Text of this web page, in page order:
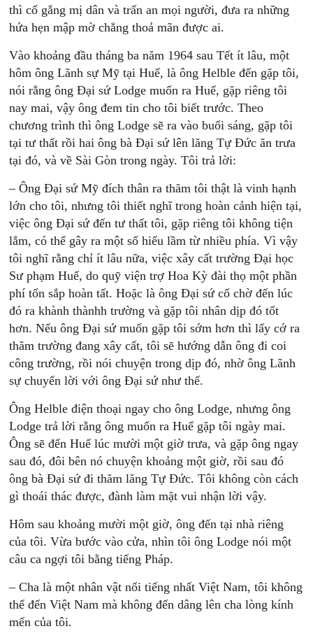
thì cố gắng mị dân và trấn an mọi người, đưa ra những
hứa hẹn mập mờ chẳng thoả mãn được ai.
Vào khoảng đầu tháng ba năm 1964 sau Tết ít lâu, một
hôm ông Lãnh sự Mỹ tại Huế, là ông Helble đến gặp tôi,
nói rằng ông Đại sứ Lodge muốn ra Huế, gặp riêng tôi
nay mai, vậy ông đem tin cho tôi biết trước. Theo
chương trình thì ông Lodge sẽ ra vào buổi sáng, gặp tôi
tại tư thất rồi hai ông bà Đại sứ lên lăng Tự Đức ăn trưa
tại đó, và về Sài Gòn trong ngày. Tôi trả lời:
– Ông Đại sứ Mỹ đích thân ra thăm tôi thật là vinh hạnh
lớn cho tôi, nhưng tôi thiết nghĩ trong hoàn cảnh hiện tại,
việc ông Đại sứ đến tư thất tôi, gặp riêng tôi không tiện
lắm, có thể gây ra một số hiểu lầm từ nhiều phía. Vì vậy
tôi nghĩ rằng chỉ ít lâu nữa, việc xây cất trường Đại học
Sư phạm Huế, do quỹ viện trợ Hoa Kỳ đài thọ một phần
phí tổn sắp hoàn tất. Hoặc là ông Đại sứ cố chờ đến lúc
đó ra khành thànhh trường và gặp tôi nhân dịp đó tốt
hơn. Nếu ông Đại sứ muốn gặp tôi sớm hơn thì lấy cớ ra
thăm trường đang xây cất, tôi sẽ hướng dẫn ông đi coi
công trường, rồi nói chuyện trong dịp đó, nhờ ông Lãnh
sự chuyển lời với ông Đại sứ như thế.
Ông Helble điện thoại ngay cho ông Lodge, nhưng ông
Lodge trả lời rằng ông muốn ra Huế gặp tôi ngày mai.
Ông sẽ đến Huế lúc mười một giờ trưa, và gặp ông ngay
sau đó, đôi bên nó chuyện khoảng một giờ, rồi sau đó
ông bà Đại sứ đi thăm lăng Tự Đức. Tôi không còn cách
gì thoái thác được, đành làm mặt vui nhận lời vậy.
Hôm sau khoảng mười một giờ, ông đến tại nhà riêng
của tôi. Vừa bước vào cửa, nhìn tôi ông Lodge nói một
câu ca ngợi tôi bằng tiếng Pháp.
– Cha là một nhân vật nổi tiếng nhất Việt Nam, tôi không
thể đến Việt Nam mà không đến dâng lên cha lòng kính
mến của tôi.